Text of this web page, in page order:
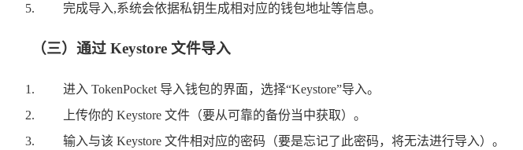
完成导入,系统会依据私钥生成相对应的钱包地址等信息。
（三）通过 Keystore 文件导入
进入 TokenPocket 导入钱包的界面，选择“Keystore”导入。
上传你的 Keystore 文件（要从可靠的备份当中获取）。
输入与该 Keystore 文件相对应的密码（要是忘记了此密码，将无法进行导入）。